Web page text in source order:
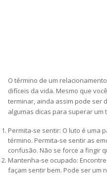
O término de um
difíceis da vida. Mesmo que
terminar, ainda assim pode ser
algumas dicas para superar um
Permita-se sentir: O luto é uma
término. Permita-se sentir as
confusão. Não se force a fingir
Mantenha-se ocupado:
façam sentir bem. Pode ser um